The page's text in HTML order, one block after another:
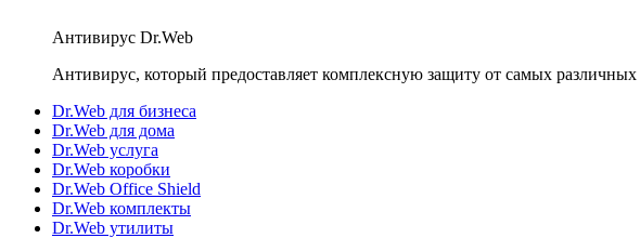
Антивирус Dr.Web
Антивирус, который предоставляет комплексную защиту от самых
Dr.Web для бизнеса
Dr.Web для дома
Dr.Web услуга
Dr.Web коробки
Dr.Web Office Shield
Dr.Web комплекты
Dr.Web утилиты